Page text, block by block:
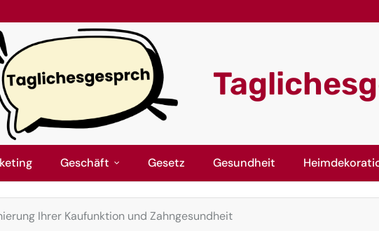
Geschäft Gesetz Gesundheit
Ihrer Kaufunktion und Zahngesundheit